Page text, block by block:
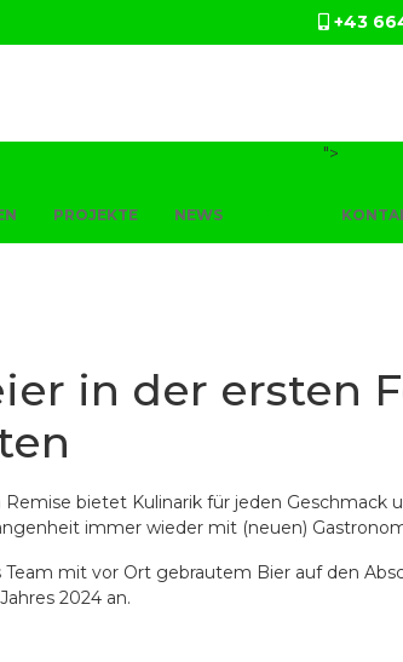
+43
PROJEKTE NEWS
">
in der ersten
bietet Kulinarik für jeden Geschmack
immer wieder mit (neuen)
mit vor Ort gebrautem Bier auf den
2024 an.